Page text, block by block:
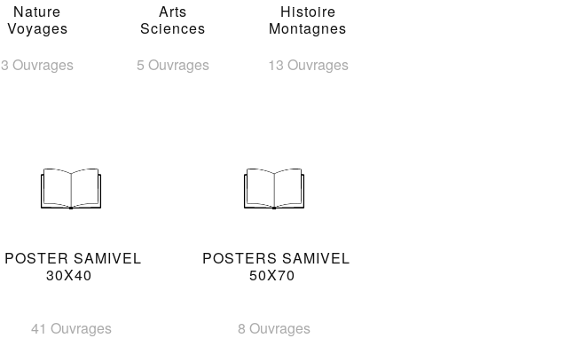
Nature
Voyages
3 Ouvrages
Arts
Sciences
5 Ouvrages
Histoire
Montagnes
13 Ouvrages
POSTER SAMIVEL
30X40
41 Ouvrages
POSTERS SAMIVEL
50X70
8 Ouvrages